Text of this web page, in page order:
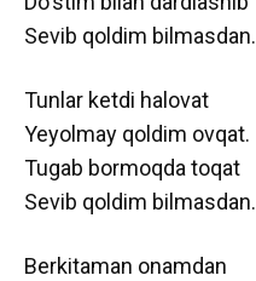
Sevib qoldim bilmasdan.
Tunlar ketdi halovat
Yeyolmay qoldim ovqat.
Tugab bormoqda toqat
Sevib qoldim bilmasdan.
Berkitaman onamdan